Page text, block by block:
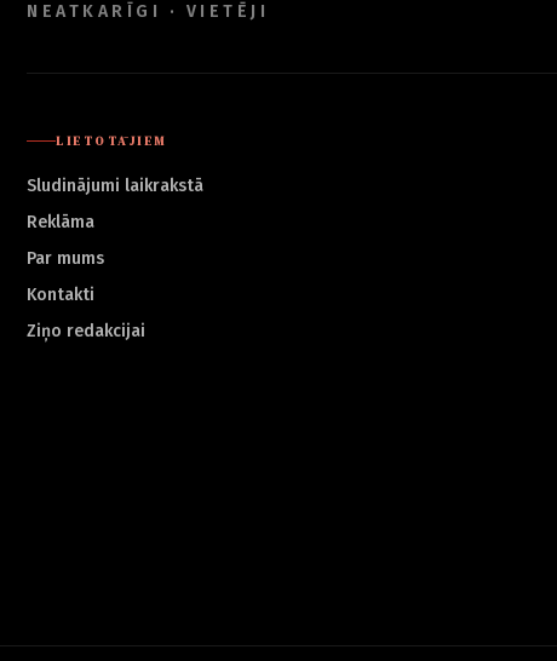
NEATKARĪGI · VIETĒJI
LIETOTĀJIEM
Sludinājumi laikrakstā
Reklāma
Par mums
Kontakti
Ziņo redakcijai